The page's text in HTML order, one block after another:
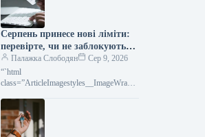
Серпень принесе нові ліміти:
перевірте, чи не заблокують
ваші картки та перекази
Палажка Слободян
Сер 9, 2026
“`html
class=”ArticleImagestyles__ImageWrappe
переказВід середини серпня в Україні
запрацюють оновлені правила
фінансового моніторингу,